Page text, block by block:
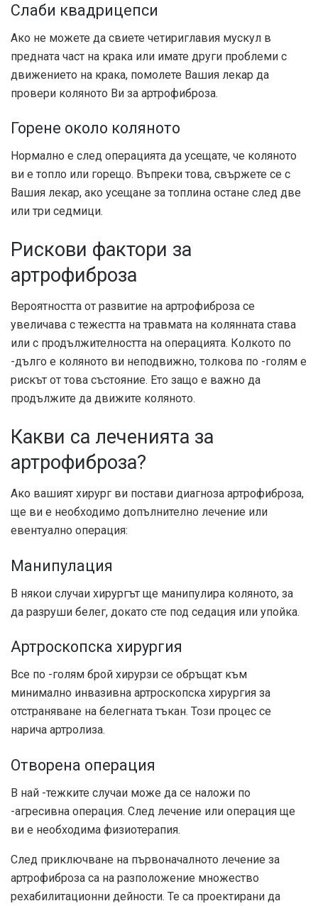
Слаби квадрицепси
Ако не можете да свиете четириглавия мускул в
предната част на крака или имате други проблеми с
движението на крака, помолете Вашия лекар да
провери коляното Ви за артрофиброза.
Горене около коляното
Нормално е след операцията да усещате, че коляното
ви е топло или горещо. Въпреки това, свържете се с
Вашия лекар, ако усещане за топлина остане след две
или три седмици.
Рискови фактори за
артрофиброза
Вероятността от развитие на артрофиброза се
увеличава с тежестта на травмата на колянната става
или с продължителността на операцията. Колкото по
-дълго е коляното ви неподвижно, толкова по -голям е
рискът от това състояние. Ето защо е важно да
продължите да движите коляното.
Какви са леченията за
артрофиброза?
Ако вашият хирург ви постави диагноза артрофиброза,
ще ви е необходимо допълнително лечение или
евентуално операция:
Манипулация
В някои случаи хирургът ще манипулира коляното, за
да разруши белег, докато сте под седация или упойка.
Артроскопска хирургия
Все по -голям брой хирурзи се обръщат към
минимално инвазивна артроскопска хирургия за
отстраняване на белегната тъкан. Този процес се
нарича артролиза.
Отворена операция
В най -тежките случаи може да се наложи по
-агресивна операция. След лечение или операция ще
ви е необходима физиотерапия.
След приключване на първоначалното лечение за
артрофиброза са на разположение множество
рехабилитационни дейности. Те са проектирани да